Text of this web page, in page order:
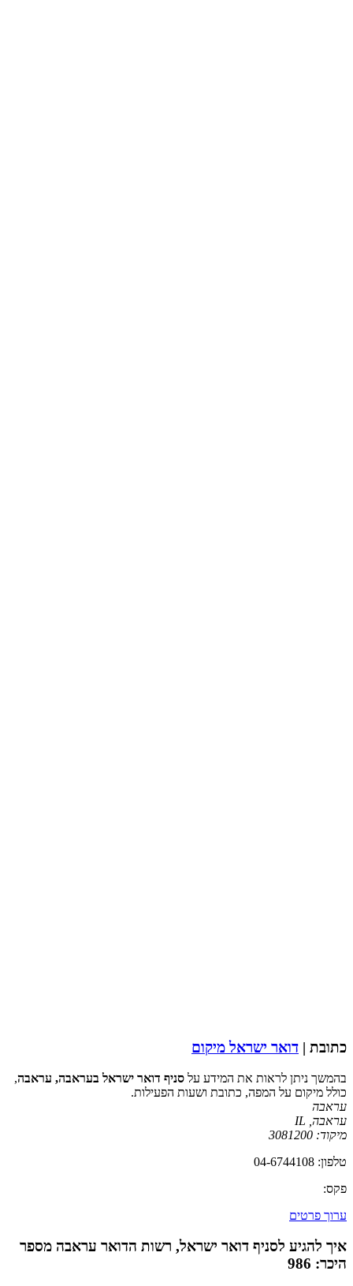
כתובת | דואר ישראל מיקום
בהמשך ניתן לראות את המידע על סניף דואר ישראל בעראבה, עראבה,
כולל מיקום על המפה, כתובת ושעות הפעילות.
עראבה
עראבה IL
מיקוד: 3081200
טלפון: 04-6744108
פקס:
ערוך פרטים
איך להגיע לסניף דואר ישראל, רשות הדואר עראבה מספר
היכר: 986